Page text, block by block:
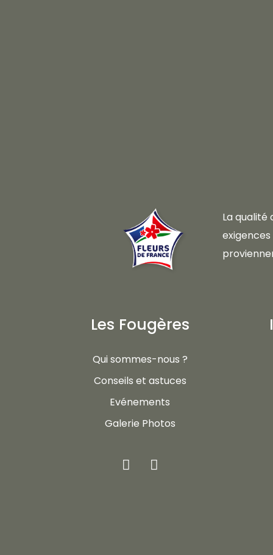
La
Les Fougères
Qui sommes-nous ?
Conseils et astuces
Evénements
Galerie Photos